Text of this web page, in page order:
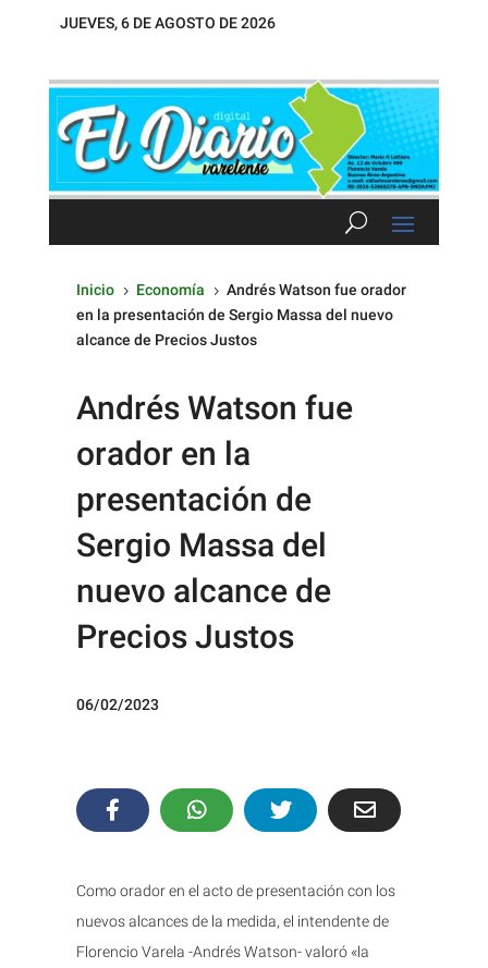
JUEVES, 6 DE AGOSTO DE 2026
Inicio 5 Economía 5 Andrés Watson fue orador
en la presentación de Sergio Massa del nuevo
alcance de Precios Justos
Andrés Watson fue
orador en la
presentación de
Sergio Massa del
nuevo alcance de
Precios Justos
06/02/2023
Como orador en el acto de presentación con los
nuevos alcances de la medida, el intendente de
Florencio Varela -Andrés Watson- valoró «la